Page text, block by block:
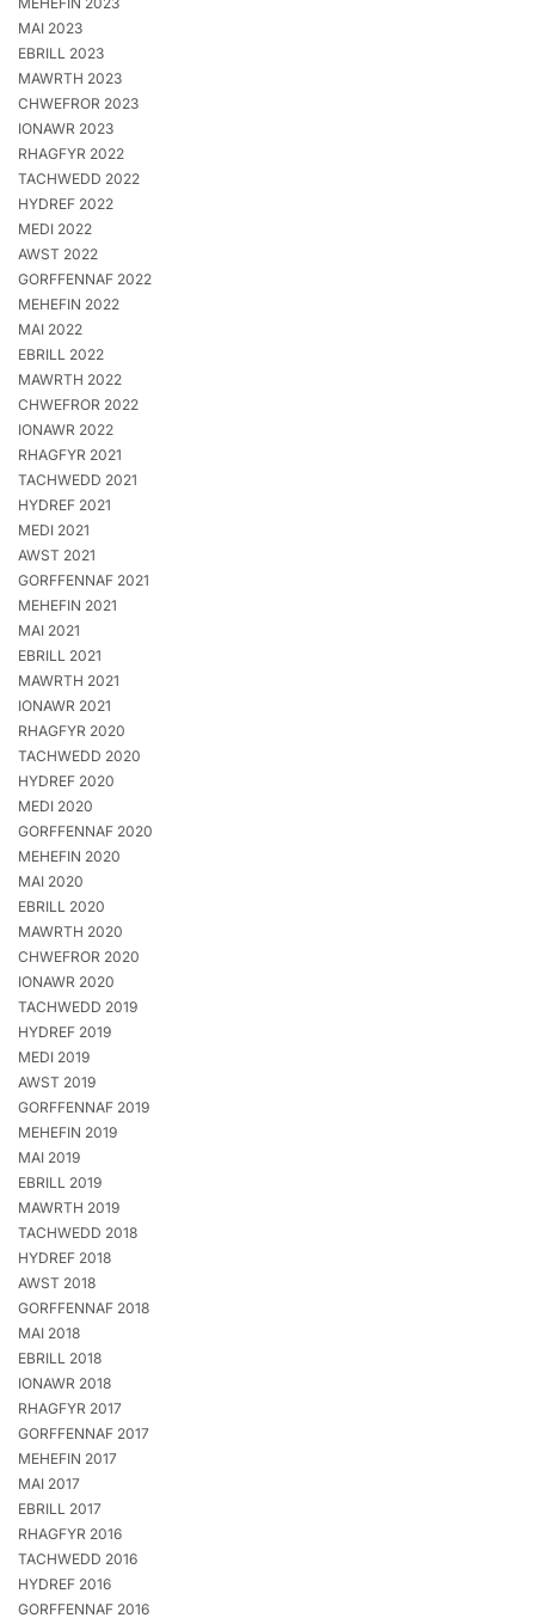
MAI 2023
EBRILL 2023
MAWRTH 2023
CHWEFROR 2023
IONAWR 2023
RHAGFYR 2022
TACHWEDD 2022
HYDREF 2022
MEDI 2022
AWST 2022
GORFFENNAF 2022
MEHEFIN 2022
MAI 2022
EBRILL 2022
MAWRTH 2022
CHWEFROR 2022
IONAWR 2022
RHAGFYR 2021
TACHWEDD 2021
HYDREF 2021
MEDI 2021
AWST 2021
GORFFENNAF 2021
MEHEFIN 2021
MAI 2021
EBRILL 2021
MAWRTH 2021
IONAWR 2021
RHAGFYR 2020
TACHWEDD 2020
HYDREF 2020
MEDI 2020
GORFFENNAF 2020
MEHEFIN 2020
MAI 2020
EBRILL 2020
MAWRTH 2020
CHWEFROR 2020
IONAWR 2020
TACHWEDD 2019
HYDREF 2019
MEDI 2019
AWST 2019
GORFFENNAF 2019
MEHEFIN 2019
MAI 2019
EBRILL 2019
MAWRTH 2019
TACHWEDD 2018
HYDREF 2018
AWST 2018
GORFFENNAF 2018
MAI 2018
EBRILL 2018
IONAWR 2018
RHAGFYR 2017
GORFFENNAF 2017
MEHEFIN 2017
MAI 2017
EBRILL 2017
RHAGFYR 2016
TACHWEDD 2016
HYDREF 2016
GORFFENNAF 2016